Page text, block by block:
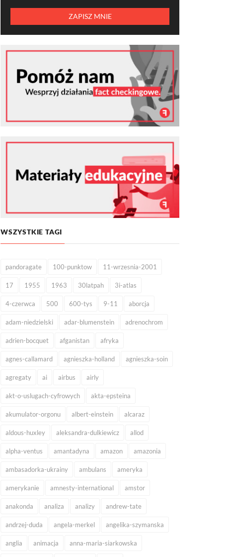
WSZYSTKIE TAGI
pandoragate 100-punktow 11-wrzesnia-2001
17 1955 1963 30latpah 3i-atlas
4-czerwca 500 600-tys 9-11 aborcja
adam-niedzielski adar-blumenstein adrenochrom
adrien-bocquet afganistan afryka
agnes-callamard agnieszka-holland agnieszka-soin
agregaty ai airbus airly
akt-o-uslugach-cyfrowych akta-epsteina
akumulator-orgonu albert-einstein alcaraz
aldous-huxley aleksandra-dulkiewicz allod
alpha-ventus amantadyna amazon amazonia
ambasadorka-ukrainy ambulans ameryka
amerykanie amnesty-international amstor
anakonda analiza analizy andrew-tate
andrzej-duda angela-merkel angelika-szymanska
anglia animacja anna-maria-siarkowska